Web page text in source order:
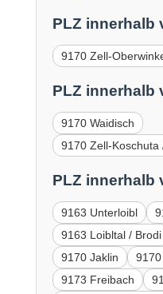
PLZ innerhalb
9170 Zell-
PLZ innerhalb
9170 Waidisch
9170 Zell-Koschuta
PLZ innerhalb
9163 Unterloibl
9163 Loibltal / Brodi
9170 Jaklin
9173 Freibach